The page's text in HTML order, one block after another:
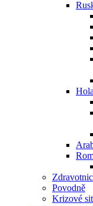
Povodně
Krizové